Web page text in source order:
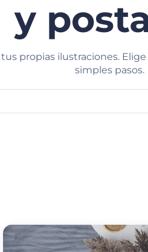
y
propias ilustraciones.
simples pasos.